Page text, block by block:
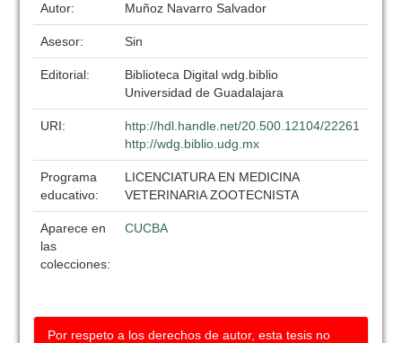
Autor: Muñoz Navarro Salvador
Asesor: Sin
Editorial:
Biblioteca Digital wdg.biblio
Universidad de Guadalajara
URI:
http://hdl.handle.net/20.500.12104/22261
http://wdg.biblio.udg.mx
Programa
educativo:
LICENCIATURA EN MEDICINA
VETERINARIA ZOOTECNISTA
Aparece en
las
colecciones:
CUCBA
Por respeto a los derechos de autor, esta tesis no